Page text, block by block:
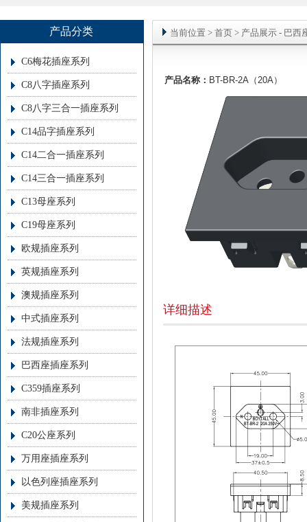
产品分类
C6梅花插座系列
C8八字插座系列
C8八字三合一插座系列
C14品字插座系列
C14二合一插座系列
C14三合一插座系列
C13母座系列
C19母座系列
欧规插座系列
英规插座系列
澳规插座系列
中式插座系列
法规插座系列
巴西座插座系列
C359插座系列
南非插座系列
C20公座系列
万用座插座系列
以色列座插座系列
美规插座系列
当前位置 > 首页 > 产品展示 - 巴西
产品名称： BT-BR-2A（20A）
详细描述